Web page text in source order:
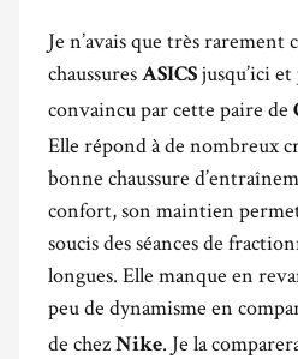
Je n’avais que très rarement
chaussures ASICS jusqu’ici
convaincu par cette paire de
Elle répond à de nombreux
bonne chaussure
confort, son maintien
soucis des séances de
longues. Elle manque en
peu de dynamisme en
de chez Nike. Je la